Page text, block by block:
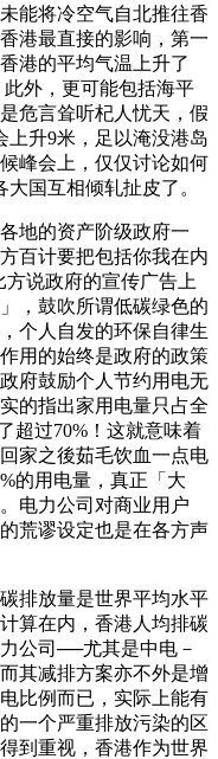
能将冷空气自北推往香
港最直接的影响，第一
港的平均气温上升了
外，更可能包括海平
危言耸听杞人忧天，假
上升9米，足以淹没港岛
峰会上，仅仅讨论如何
国互相倾轧扯皮了。
地的资产阶级政府一
百计要把包括你我在内
说政府的宣传广告上
，鼓吹所谓低碳绿色的
个人自发的环保自律生
用的始终是政府的政策
府鼓励个人节约用电无
的指出家用电量只占全
超过70%！这就意味着
家之後茹毛饮血一点电
的用电量，真正「大
电力公司对商业用户
荒谬设定也是在各方声
排放量是世界平均水平
算在内，香港人均排碳
公司──尤其是中电－
其减排方案亦不外是增
比例而已，实际上能有
一个严重排放污染的区
到重视，香港作为世界